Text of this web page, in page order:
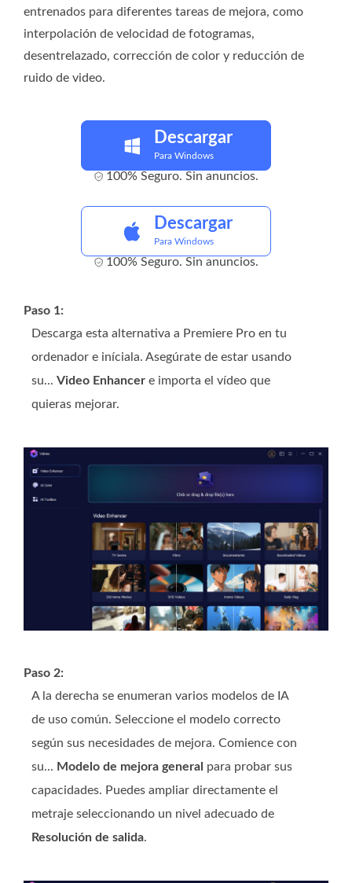
entrenados para diferentes tareas de mejora, como
interpolación de velocidad de fotogramas,
desentrelazado, corrección de color y reducción de
ruido de video.
Descargar
Para Windows
100% Seguro. Sin anuncios.
Descargar
Para Windows
100% Seguro. Sin anuncios.
Paso 1:
Descarga esta alternativa a Premiere Pro en tu
ordenador e iníciala. Asegúrate de estar usando
su... Video Enhancer e importa el vídeo que
quieras mejorar.
Paso 2:
A la derecha se enumeran varios modelos de IA
de uso común. Seleccione el modelo correcto
según sus necesidades de mejora. Comience con
su... Modelo de mejora general para probar sus
capacidades. Puedes ampliar directamente el
metraje seleccionando un nivel adecuado de
Resolución de salida.